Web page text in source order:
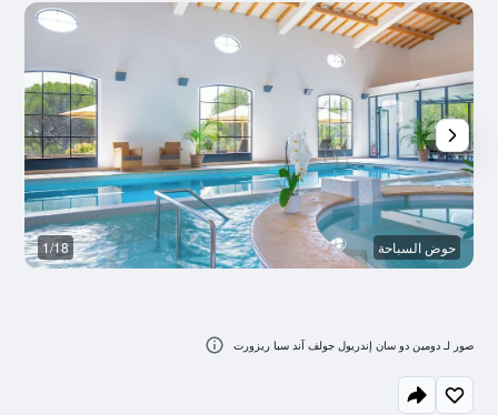
حوض السباحة 1/18
صور لـ دومين دو سان إندريول جولف آند سبا ريزورت